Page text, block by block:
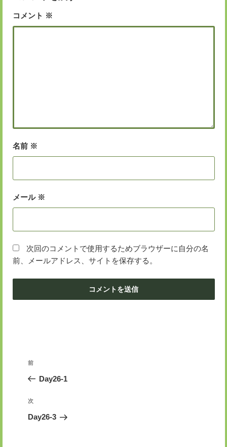
コメント ※
名前 ※
メール ※
次回のコメントで使用するためブラウザーに自分の名
前、メールアドレス、サイトを保存する。
投
ナ
ビ
ゲ
前
の
稿
前
Day26-1
次
の
次
Day26-3